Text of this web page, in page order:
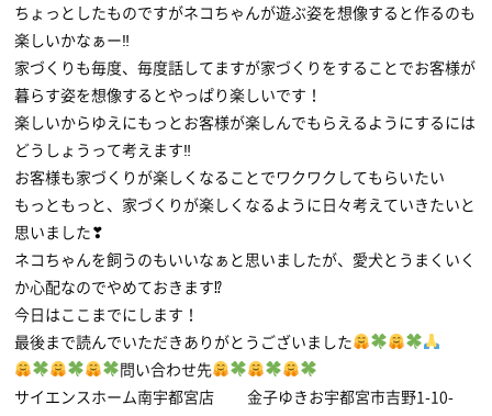
ちょっとしたものですがネコちゃんが遊ぶ姿を想像すると作るのも
楽しいかなぁー‼
家づくりも毎度、毎度話してますが家づくりをすることでお客様が
暮らす姿を想像するとやっぱり楽しいです！
楽しいからゆえにもっとお客様が楽しんでもらえるようにするには
どうしょうって考えます‼
お客様も家づくりが楽しくなることでワクワクしてもらいたい
もっともっと、家づくりが楽しくなるように日々考えていきたいと
思いました❣
ネコちゃんを飼うのもいいなぁと思いましたが、愛犬とうまくいく
か心配なのでやめておきます⁉
今日はここまでにします！
最後まで読んでいただきありがとうございました
問い合わせ先
サイエンスホーム南宇都宮店 金子ゆきお宇都宮市吉野1-10-